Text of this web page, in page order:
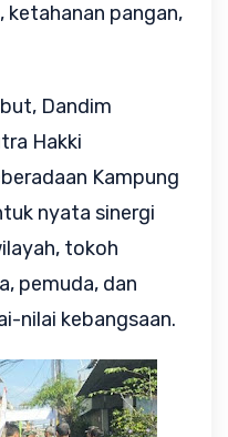
ketahanan pangan,
Dandim
Hakki
Kampung
nyata sinergi
tokoh
pemuda, dan
nilai kebangsaan.